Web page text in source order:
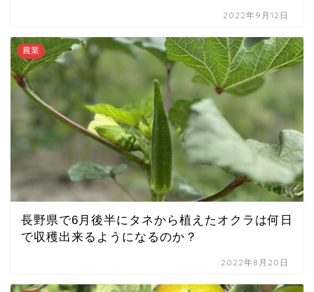
2022年9月12日
農業
長野県で6月後半にタネから植えたオクラは何日
で収穫出来るようになるのか？
2022年8月20日